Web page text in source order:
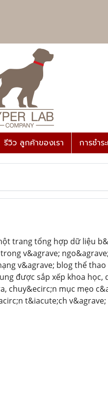
รีวิว ลูกค้าของเรา การชำร
trang tổng hợp dữ liệu
v&agrave;
v&agrave; blog thể
được sắp xếp khoa
chuy&ecirc;n mục mẹo
t&iacute;ch